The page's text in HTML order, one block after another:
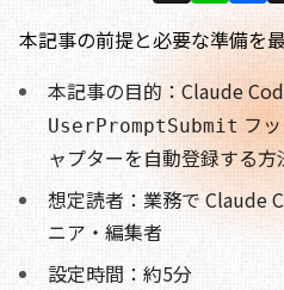
n
e
k
本記事の前提と必要な準備を
本記事の目的：Claude
UserPromptSubmit フ
ャプターを自動登録する方
想定読者：業務で Claude
ニア・編集者
設定時間：約5分